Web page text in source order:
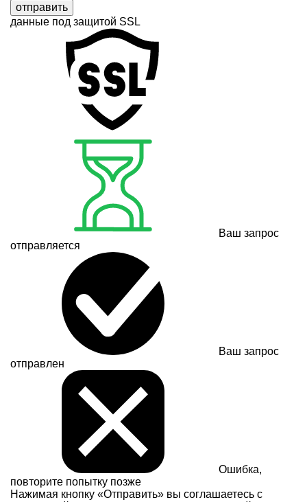
отправить
данные под защитой SSL
Ваш запрос
отправляется
Ваш запрос
отправлен
Ошибка,
повторите попытку позже
Нажимая кнопку «Отправить» вы соглашаетесь с